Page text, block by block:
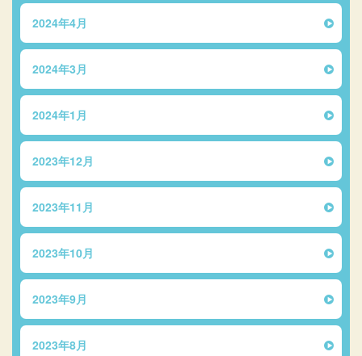
2024年4月
2024年3月
2024年1月
2023年12月
2023年11月
2023年10月
2023年9月
2023年8月